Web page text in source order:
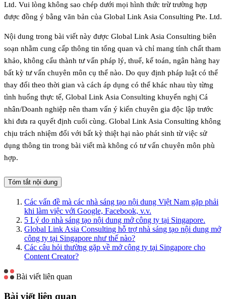
Ltd. Vui lòng không sao chép dưới mọi hình thức trừ trường hợp
được đồng ý bằng văn bản của Global Link Asia Consulting Pte. Ltd.
Nội dung trong bài viết này được Global Link Asia Consulting biên
soạn nhằm cung cấp thông tin tổng quan và chỉ mang tính chất tham
khảo, không cấu thành tư vấn pháp lý, thuế, kế toán, ngân hàng hay
bất kỳ tư vấn chuyên môn cụ thể nào. Do quy định pháp luật có thể
thay đổi theo thời gian và cách áp dụng có thể khác nhau tùy từng
tình huống thực tế, Global Link Asia Consulting khuyến nghị Cá
nhân/Doanh nghiệp nên tham vấn ý kiến chuyên gia độc lập trước
khi đưa ra quyết định cuối cùng. Global Link Asia Consulting không
chịu trách nhiệm đối với bất kỳ thiệt hại nào phát sinh từ việc sử
dụng thông tin trong bài viết mà không có tư vấn chuyên môn phù
hợp.
Tóm tắt nội dung
Các vấn đề mà các nhà sáng tạo nội dung Việt Nam gặp phải
khi làm việc với Google, Facebook, v.v.
5 Lý do nhà sáng tạo nội dung mở công ty tại Singapore.
Global Link Asia Consulting hỗ trợ nhà sáng tạo nội dung mở
công ty tại Singapore như thế nào?
Các câu hỏi thường gặp về mở công ty tại Singapore cho
Content Creator?
Bài viết liên quan
Bài viết liên quan